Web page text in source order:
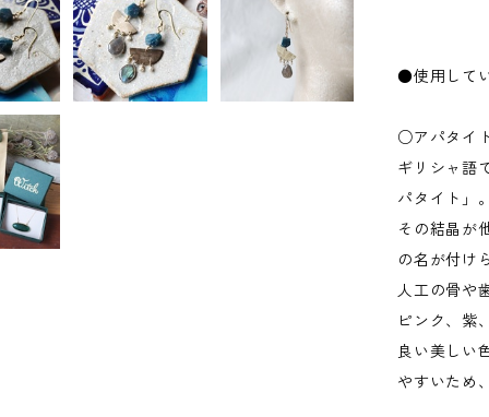
●使用して
○アパタイ
ギリシャ語
パタイト」。
その結晶が
の名が付け
人工の骨や
ピンク、紫
良い美しい
やすいため